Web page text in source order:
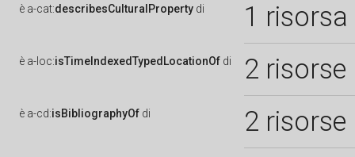
è a-cat:describesCulturalProperty di 1 risorsa
è a-loc:isTimeIndexedTypedLocationOf di 2 risorse
è a-cd:isBibliographyOf di 2 risorse